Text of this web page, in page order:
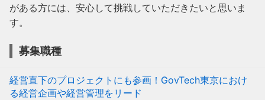
がある方には、安心して挑戦していただきたいと思いま
す。
募集職種
経営直下のプロジェクトにも参画！GovTech東京におけ
る経営企画や経営管理をリード